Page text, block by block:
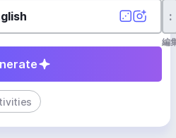
:
編